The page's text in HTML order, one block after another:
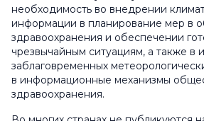
необходимость во внедрении
информации в планирование мер в
здравоохранения и обеспечении
чрезвычайным ситуациям, а также в
заблаговременных
в информационные механизмы
здравоохранения.